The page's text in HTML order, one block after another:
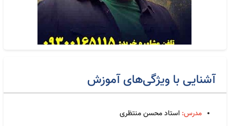
آشنایی با ویژگی‌های آموزش
مدرس: استاد محسن منتظری